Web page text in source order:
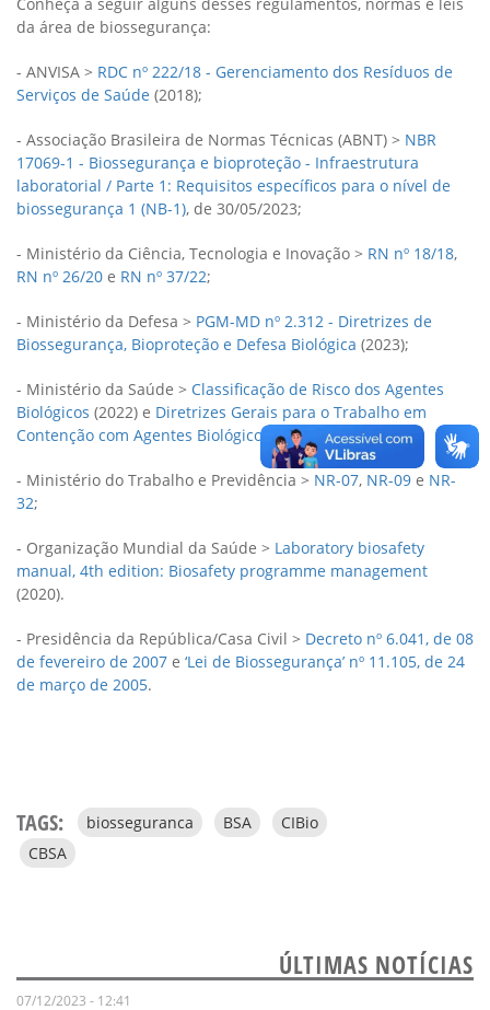
da área de biossegurança:
- ANVISA > RDC nº 222/18 - Gerenciamento dos Resíduos de
Serviços de Saúde (2018);
- Associação Brasileira de Normas Técnicas (ABNT) > NBR
17069-1 - Biossegurança e bioproteção - Infraestrutura
laboratorial / Parte 1: Requisitos específicos para o nível de
biossegurança 1 (NB-1), de 30/05/2023;
- Ministério da Ciência, Tecnologia e Inovação > RN nº 18/18,
RN nº 26/20 e RN nº 37/22;
- Ministério da Defesa > PGM-MD nº 2.312 - Diretrizes de
Biossegurança, Bioproteção e Defesa Biológica (2023);
- Ministério da Saúde > Classificação de Risco dos Agentes
Biológicos (2022) e Diretrizes Gerais para o Trabalho em
Contenção com Agentes Biológicos (2010);
- Ministério do Trabalho e Previdência > NR-07, NR-09 e NR-
32;
- Organização Mundial da Saúde > Laboratory biosafety
manual, 4th edition: Biosafety programme management
(2020).
- Presidência da República/Casa Civil > Decreto nº 6.041, de 08
de fevereiro de 2007 e ‘Lei de Biossegurança’ nº 11.105, de 24
de março de 2005.
TAGS: biosseguranca BSA
CIBio
CBSA
ÚLTIMAS NOTÍCIAS
07/12/2023 - 12:41